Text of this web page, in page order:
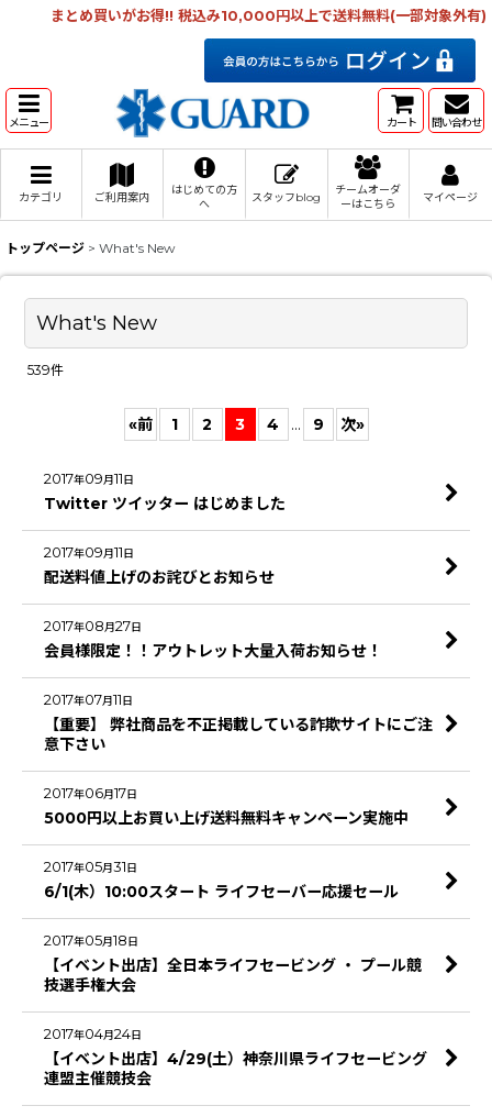
まとめ買いがお得!! 税込み10,000円以上で送料無料(一部対象外有)
メニュー カート 問い合わせ
カテゴリ ご利用案内
はじめての方
へ
スタッフblog
チームオーダ
ーはこちら
マイページ
トップページ > What's New
What's New
539件
«前 1 2 3 4 ... 9 次»
2017年09月11 日
Twitter ツイッター はじめました
2017年09月11 日
配送料値上げのお詫びとお知らせ
2017年08月27日
会員様限定！！アウトレット大量入荷お知らせ！
2017年07月11 日
【重要】 弊社商品を不正掲載している詐欺サイトにご注
意下さい
2017年06月17日
5000円以上お買い上げ送料無料キャンペーン実施中
2017年05月31 日
6/1(木）10:00スタート ライフセーバー応援セール
2017年05月18 日
【イベント出店】全日本ライフセービング ・ プール競
技選手権大会
2017年04月24日
【イベント出店】4/29(土）神奈川県ライフセービング
連盟主催競技会